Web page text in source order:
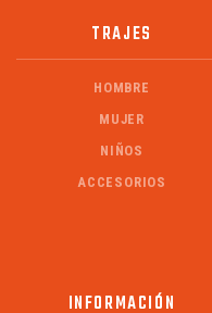
TRAJES
HOMBRE
MUJER
NIÑOS
ACCESORIOS
INFORMACIÓN